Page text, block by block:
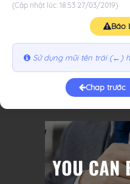
(Cập nhật lúc: 18:53 27/03/2019)
Báo
Sử dụng mũi tên trái (←)
Chap trước